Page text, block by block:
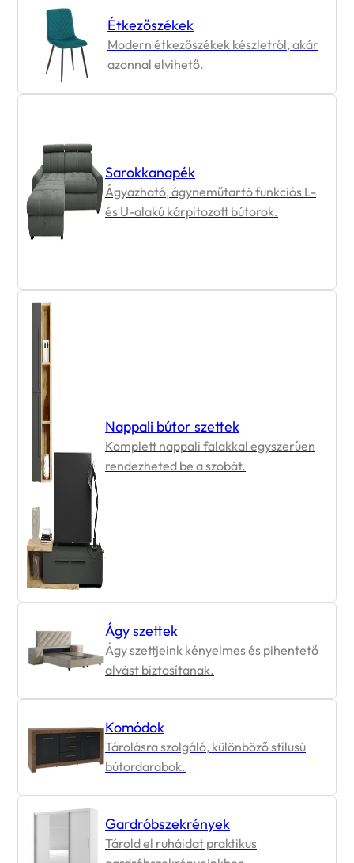
Modern étkezőszékek készletről, akár
azonnal elvihető.
Ágyazható, ágyneműtartó funkciós L-
és U-alakú kárpitozott bútorok.
Komplett nappali falakkal egyszerűen
rendezheted be a szobát.
Ágy szettjeink kényelmes és pihentető
alvást biztosítanak.
Tárolásra szolgáló, különböző stílusú
bútordarabok.
Tárold el ruháidat praktikus
gardróbszekrényeinkben.